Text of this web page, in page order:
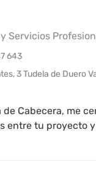
Servicios
643
3 Tudela de Duero
Cabecera, me
entre tu proyecto